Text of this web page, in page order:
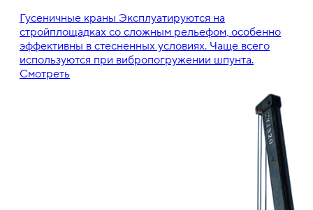
Гусеничные краны Эксплуатируются на
стройплощадках со сложным рельефом, особенно
эффективны в стесненных условиях. Чаще всего
используются при вибропогружении шпунта.
Смотреть